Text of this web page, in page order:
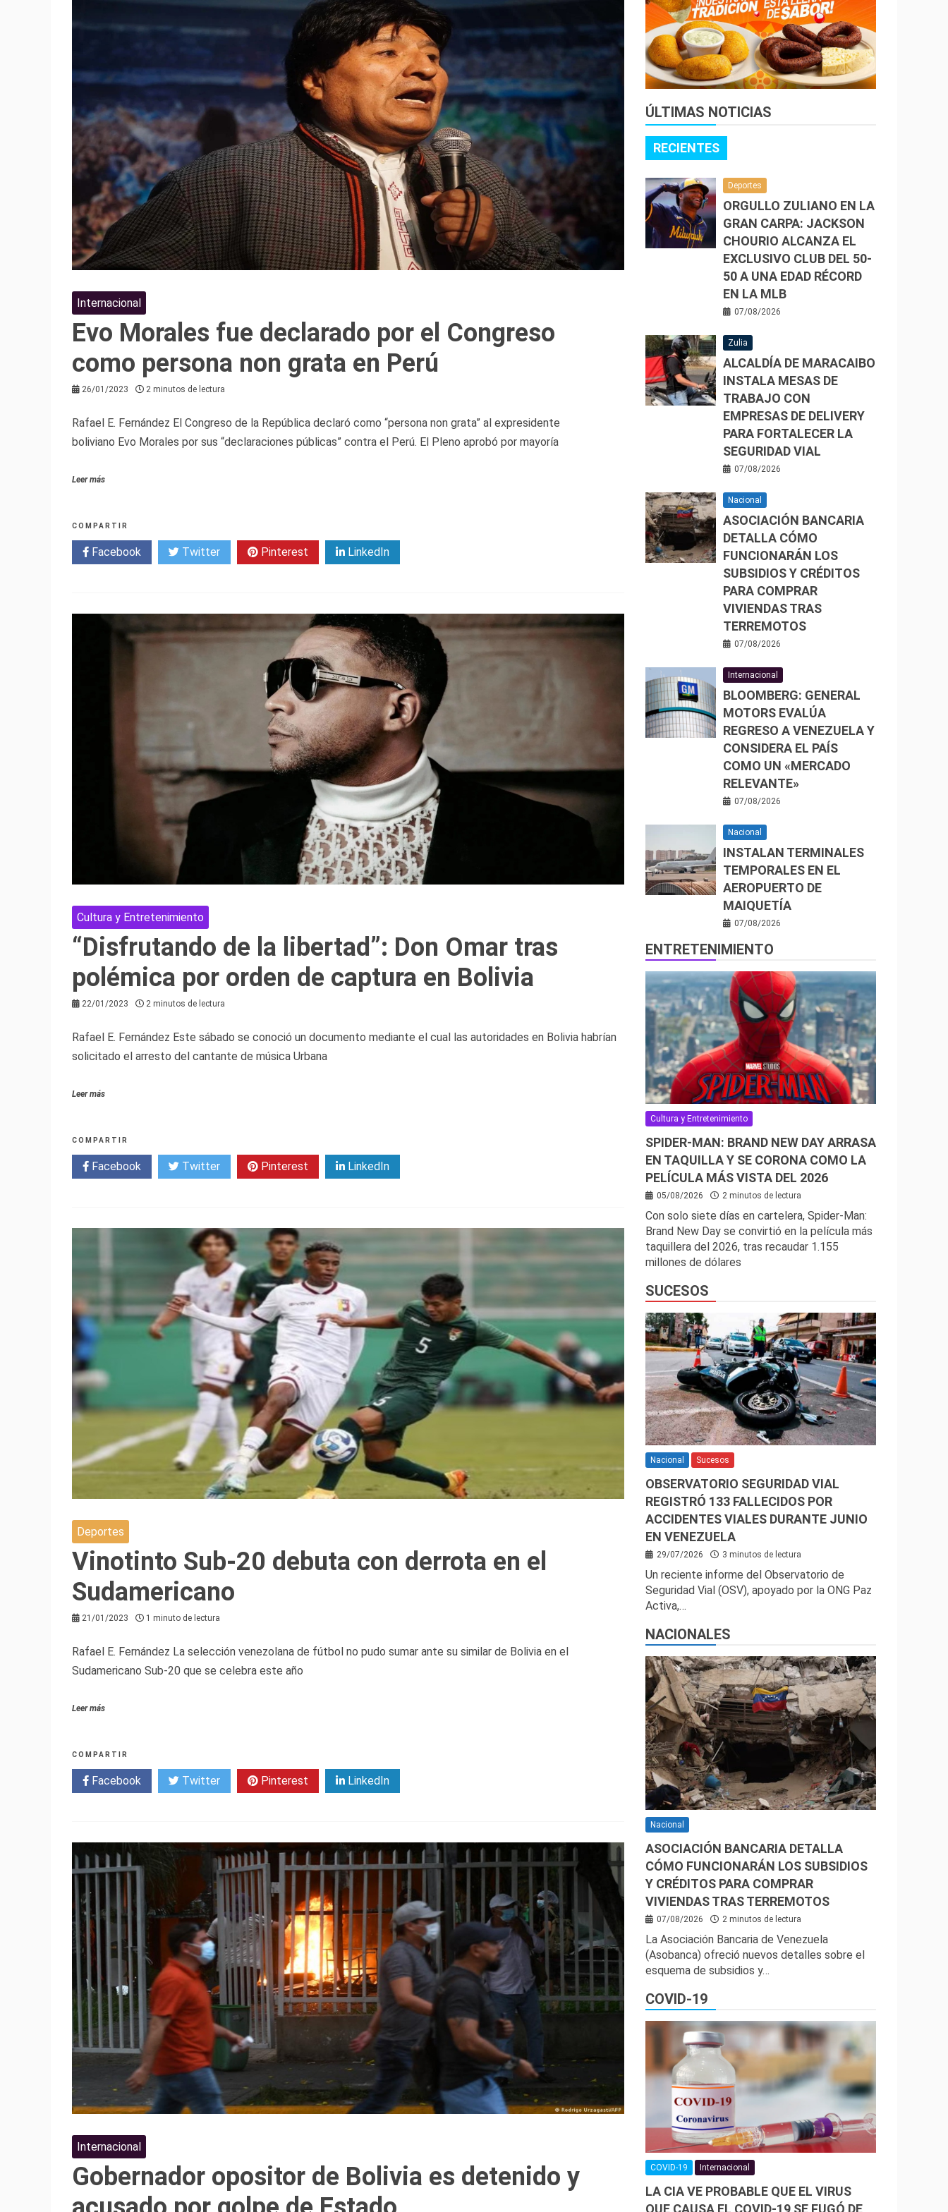
Internacional
Evo Morales fue declarado por el Congreso
como persona non grata en Perú
26/01/2023 2 minutos de lectura
Rafael E. Fernández El Congreso de la República declaró como “persona non grata” al expresidente
boliviano Evo Morales por sus “declaraciones públicas” contra el Perú. El Pleno aprobó por mayoría
Leer más
COMPARTIR
Facebook Twitter Pinterest LinkedIn
Cultura y Entretenimiento
“Disfrutando de la libertad”: Don Omar tras
polémica por orden de captura en Bolivia
22/01/2023 2 minutos de lectura
Rafael E. Fernández Este sábado se conoció un documento mediante el cual las autoridades en Bolivia habrían
solicitado el arresto del cantante de música Urbana
Leer más
COMPARTIR
Facebook Twitter Pinterest LinkedIn
Deportes
Vinotinto Sub-20 debuta con derrota en el
Sudamericano
21/01/2023 1 minuto de lectura
Rafael E. Fernández La selección venezolana de fútbol no pudo sumar ante su similar de Bolivia en el
Sudamericano Sub-20 que se celebra este año
Leer más
COMPARTIR
Facebook Twitter Pinterest LinkedIn
Internacional
Gobernador opositor de Bolivia es detenido y
ÚLTIMAS NOTICIAS
RECIENTES
Deportes
ORGULLO ZULIANO EN LA
GRAN CARPA: JACKSON
CHOURIO ALCANZA EL
EXCLUSIVO CLUB DEL 50-
50 A UNA EDAD RÉCORD
EN LA MLB
07/08/2026
Zulia
ALCALDÍA DE MARACAIBO
INSTALA MESAS DE
TRABAJO CON
EMPRESAS DE DELIVERY
PARA FORTALECER LA
SEGURIDAD VIAL
07/08/2026
Nacional
ASOCIACIÓN BANCARIA
DETALLA CÓMO
FUNCIONARÁN LOS
SUBSIDIOS Y CRÉDITOS
PARA COMPRAR
VIVIENDAS TRAS
TERREMOTOS
07/08/2026
Internacional
BLOOMBERG: GENERAL
MOTORS EVALÚA
REGRESO A VENEZUELA Y
CONSIDERA EL PAÍS
COMO UN «MERCADO
RELEVANTE»
07/08/2026
Nacional
INSTALAN TERMINALES
TEMPORALES EN EL
AEROPUERTO DE
MAIQUETÍA
07/08/2026
ENTRETENIMIENTO
Cultura y Entretenimiento
SPIDER-MAN: BRAND NEW DAY ARRASA
EN TAQUILLA Y SE CORONA COMO LA
PELÍCULA MÁS VISTA DEL 2026
05/08/2026 2 minutos de lectura
Con solo siete días en cartelera, Spider-Man:
Brand New Day se convirtió en la película más
taquillera del 2026, tras recaudar 1.155
millones de dólares
SUCESOS
Nacional Sucesos
OBSERVATORIO SEGURIDAD VIAL
REGISTRÓ 133 FALLECIDOS POR
ACCIDENTES VIALES DURANTE JUNIO
EN VENEZUELA
29/07/2026 3 minutos de lectura
Un reciente informe del Observatorio de
Seguridad Vial (OSV), apoyado por la ONG Paz
Activa,…
NACIONALES
Nacional
ASOCIACIÓN BANCARIA DETALLA
CÓMO FUNCIONARÁN LOS SUBSIDIOS
Y CRÉDITOS PARA COMPRAR
VIVIENDAS TRAS TERREMOTOS
07/08/2026 2 minutos de lectura
La Asociación Bancaria de Venezuela
(Asobanca) ofreció nuevos detalles sobre el
esquema de subsidios y…
COVID-19
COVID-19 Internacional
LA CIA VE PROBABLE QUE EL VIRUS